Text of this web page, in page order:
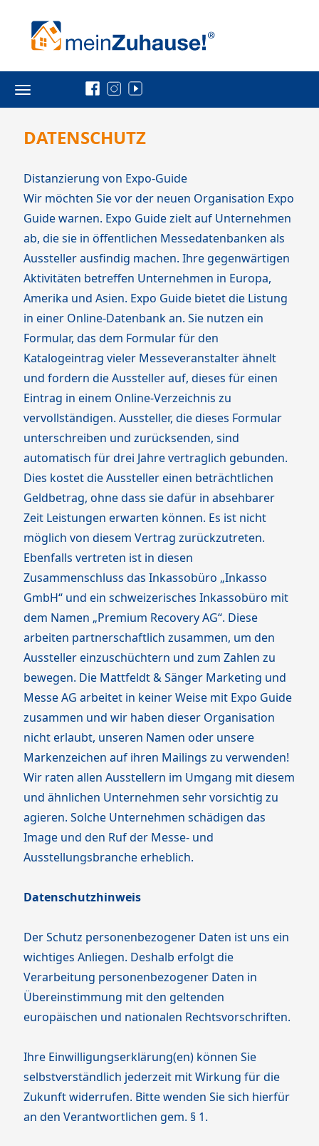
Toggle
navigation
DATENSCHUTZ
Distanzierung von Expo-Guide
Wir möchten Sie vor der neuen Organisation Expo
Guide warnen. Expo Guide zielt auf Unternehmen
ab, die sie in öffentlichen Messedatenbanken als
Aussteller ausfindig machen. Ihre gegenwärtigen
Aktivitäten betreffen Unternehmen in Europa,
Amerika und Asien. Expo Guide bietet die Listung
in einer Online-Datenbank an. Sie nutzen ein
Formular, das dem Formular für den
Katalogeintrag vieler Messeveranstalter ähnelt
und fordern die Aussteller auf, dieses für einen
Eintrag in einem Online-Verzeichnis zu
vervollständigen. Aussteller, die dieses Formular
unterschreiben und zurücksenden, sind
automatisch für drei Jahre vertraglich gebunden.
Dies kostet die Aussteller einen beträchtlichen
Geldbetrag, ohne dass sie dafür in absehbarer
Zeit Leistungen erwarten können. Es ist nicht
möglich von diesem Vertrag zurückzutreten.
Ebenfalls vertreten ist in diesen
Zusammenschluss das Inkassobüro „Inkasso
GmbH“ und ein schweizerisches Inkassobüro mit
dem Namen „Premium Recovery AG“. Diese
arbeiten partnerschaftlich zusammen, um den
Aussteller einzuschüchtern und zum Zahlen zu
bewegen. Die Mattfeldt & Sänger Marketing und
Messe AG arbeitet in keiner Weise mit Expo Guide
zusammen und wir haben dieser Organisation
nicht erlaubt, unseren Namen oder unsere
Markenzeichen auf ihren Mailings zu verwenden!
Wir raten allen Ausstellern im Umgang mit diesem
und ähnlichen Unternehmen sehr vorsichtig zu
agieren. Solche Unternehmen schädigen das
Image und den Ruf der Messe- und
Ausstellungsbranche erheblich.
Datenschutzhinweis
Der Schutz personenbezogener Daten ist uns ein
wichtiges Anliegen. Deshalb erfolgt die
Verarbeitung personenbezogener Daten in
Übereinstimmung mit den geltenden
europäischen und nationalen Rechtsvorschriften.
Ihre Einwilligungserklärung(en) können Sie
selbstverständlich jederzeit mit Wirkung für die
Zukunft widerrufen. Bitte wenden Sie sich hierfür
an den Verantwortlichen gem. § 1.